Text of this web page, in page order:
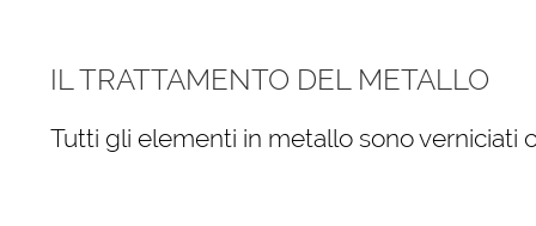
IL TRATTAMENTO DEL METALLO
Tutti gli elementi in metallo sono verniciati